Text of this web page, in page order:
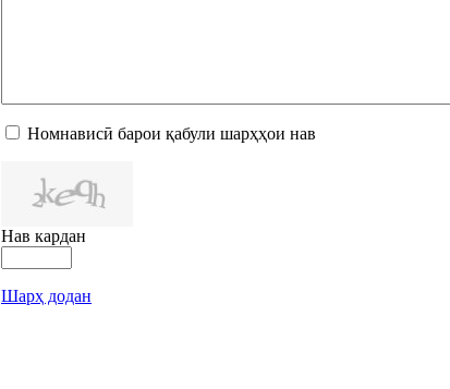
Номнависӣ барои қабули шарҳҳои нав
Нав кардан
Шарҳ додан